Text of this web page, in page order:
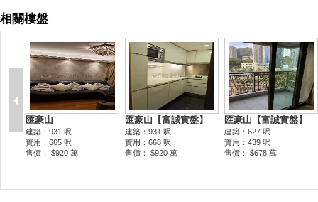
相關樓盤
匯豪山
建築：931 呎
實用：665 呎
售價： $920 萬
匯豪山【富誠實盤】
建築：931 呎
實用：668 呎
售價： $920 萬
匯豪山【富誠實盤】
建築：627 呎
實用：439 呎
售價： $678 萬